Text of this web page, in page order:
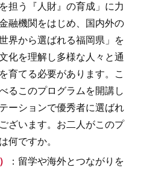
担う『人財』の育成」に力
融機関をはじめ、国内外の
界から選ばれる福岡県」を
化を理解し多様な人々と通
育てる必要があります。こ
るこのプログラムを開講し
ーションで優秀者に選ばれ
ざいます。お二人がこのプ
何ですか。
：留学や海外とつながりを